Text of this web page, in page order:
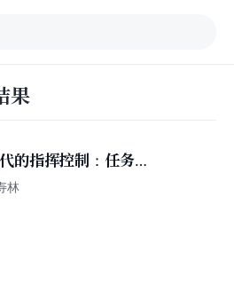
果
的指挥控制：任务共
和模型研究
林